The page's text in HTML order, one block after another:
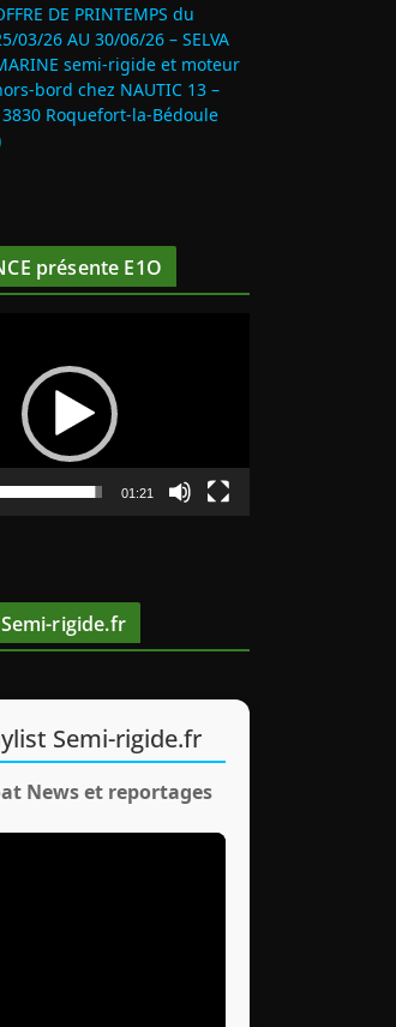
DE PRINTEMPS du
03/26 AU 30/06/26 – SELVA
semi-rigide et moteur
bord chez NAUTIC 13 –
Roquefort‑la‑Bédoule
présente E1O
01:21
rigide.fr
Semi-rigide.fr
News et reportages